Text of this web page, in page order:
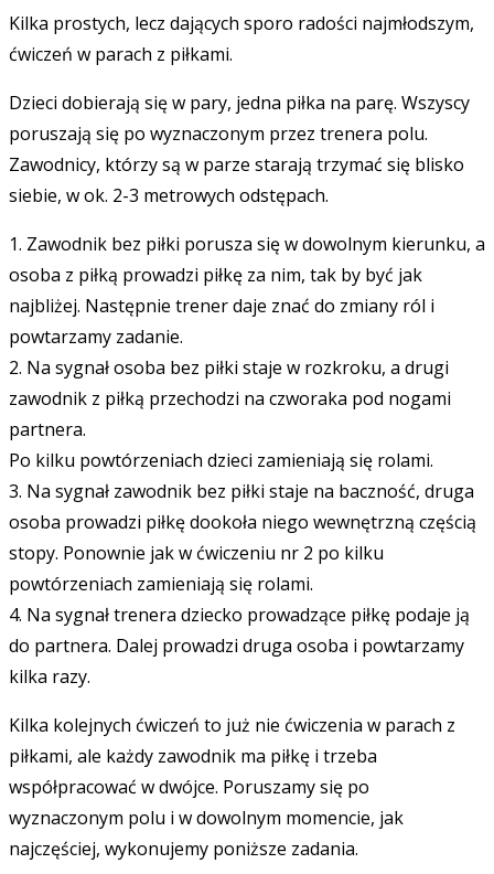
Kilka prostych, lecz dających sporo radości najmłodszym,
ćwiczeń w parach z piłkami.
Dzieci dobierają się w pary, jedna piłka na parę. Wszyscy
poruszają się po wyznaczonym przez trenera polu.
Zawodnicy, którzy są w parze starają trzymać się blisko
siebie, w ok. 2-3 metrowych odstępach.
1. Zawodnik bez piłki porusza się w dowolnym kierunku, a
osoba z piłką prowadzi piłkę za nim, tak by być jak
najbliżej. Następnie trener daje znać do zmiany ról i
powtarzamy zadanie.
2. Na sygnał osoba bez piłki staje w rozkroku, a drugi
zawodnik z piłką przechodzi na czworaka pod nogami
partnera.
Po kilku powtórzeniach dzieci zamieniają się rolami.
3. Na sygnał zawodnik bez piłki staje na baczność, druga
osoba prowadzi piłkę dookoła niego wewnętrzną częścią
stopy. Ponownie jak w ćwiczeniu nr 2 po kilku
powtórzeniach zamieniają się rolami.
4. Na sygnał trenera dziecko prowadzące piłkę podaje ją
do partnera. Dalej prowadzi druga osoba i powtarzamy
kilka razy.
Kilka kolejnych ćwiczeń to już nie ćwiczenia w parach z
piłkami, ale każdy zawodnik ma piłkę i trzeba
współpracować w dwójce. Poruszamy się po
wyznaczonym polu i w dowolnym momencie, jak
najczęściej, wykonujemy poniższe zadania.